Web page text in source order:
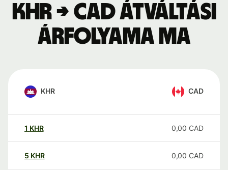
KHR → CAD átváltási
árfolyama ma
KHR CAD
1 KHR 0,00 CAD
5 KHR 0,00 CAD